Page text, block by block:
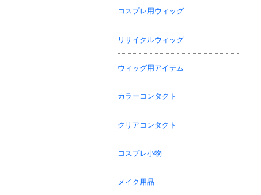
コスプレ用ウィッグ
リサイクルウィッグ
ウィッグ用アイテム
カラーコンタクト
クリアコンタクト
コスプレ小物
メイク用品